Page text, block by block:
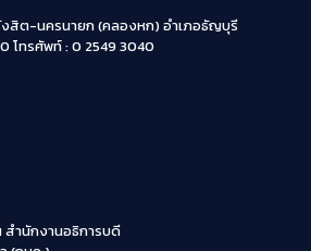
งสิต-นครนายก (คลองหก)อำเภอธัญบุรี
โทรศัพท์ : 0 2549 3040
สำนักงานอธิการบดี